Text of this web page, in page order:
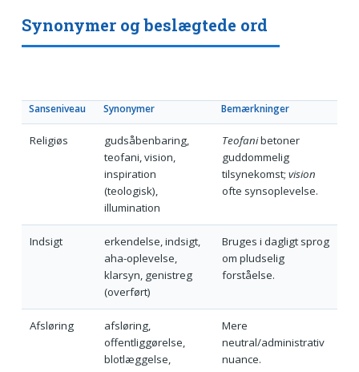
Synonymer og beslægtede ord
Sanseniveau Synonymer Bemærkninger
Religiøs
gudsåbenbaring,
teofani, vision,
inspiration
(teologisk),
illumination
Teofanibetoner
guddommelig
tilsynekomst; vision
ofte synsoplevelse.
Indsigt
erkendelse, indsigt,
aha-oplevelse,
klarsyn, genistreg
(overført)
Bruges i dagligt sprog
om pludselig
forståelse.
Afsløring
afsløring,
offentliggørelse,
blotlæggelse,
Mere
neutral/administrativ
nuance.